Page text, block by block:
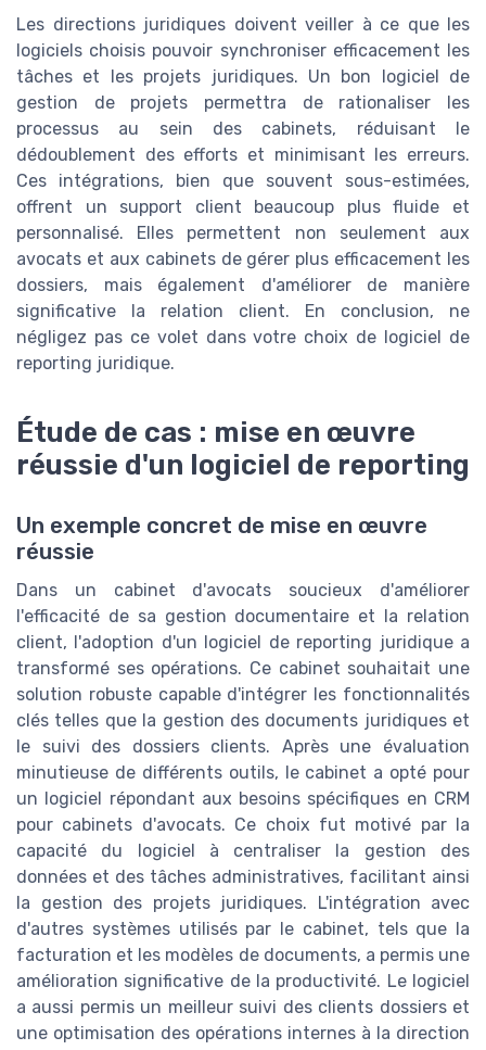
Les directions juridiques doivent veiller à ce que les
logiciels choisis pouvoir synchroniser efficacement les
tâches et les projets juridiques. Un bon logiciel de
gestion de projets permettra de rationaliser les
processus au sein des cabinets, réduisant le
dédoublement des efforts et minimisant les erreurs.
Ces intégrations, bien que souvent sous-estimées,
offrent un support client beaucoup plus fluide et
personnalisé. Elles permettent non seulement aux
avocats et aux cabinets de gérer plus efficacement les
dossiers, mais également d'améliorer de manière
significative la relation client. En conclusion, ne
négligez pas ce volet dans votre choix de logiciel de
reporting juridique.
Étude de cas : mise en œuvre
réussie d'un logiciel de reporting
Un exemple concret de mise en œuvre
réussie
Dans un cabinet d'avocats soucieux d'améliorer
l'efficacité de sa gestion documentaire et la relation
client, l'adoption d'un logiciel de reporting juridique a
transformé ses opérations. Ce cabinet souhaitait une
solution robuste capable d'intégrer les fonctionnalités
clés telles que la gestion des documents juridiques et
le suivi des dossiers clients. Après une évaluation
minutieuse de différents outils, le cabinet a opté pour
un logiciel répondant aux besoins spécifiques en CRM
pour cabinets d'avocats. Ce choix fut motivé par la
capacité du logiciel à centraliser la gestion des
données et des tâches administratives, facilitant ainsi
la gestion des projets juridiques. L'intégration avec
d'autres systèmes utilisés par le cabinet, tels que la
facturation et les modèles de documents, a permis une
amélioration significative de la productivité. Le logiciel
a aussi permis un meilleur suivi des clients dossiers et
une optimisation des opérations internes à la direction